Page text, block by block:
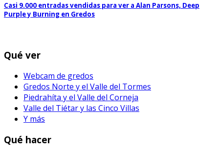
Casi 9.000 entradas vendidas para ver a Alan Parsons, Deep
Purple y Burning en Gredos
Qué ver
Webcam de gredos
Gredos Norte y el Valle del Tormes
Piedrahíta y el Valle del Corneja
Valle del Tiétar y las Cinco Villas
Y más
Qué hacer